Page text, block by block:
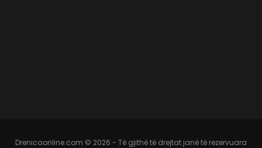
Drenicaonline.com © 2026 - Të gjithë të drejtat janë të rezervuara